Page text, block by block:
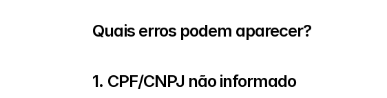
Quais erros podem aparecer?
1. CPF/CNPJ não informado